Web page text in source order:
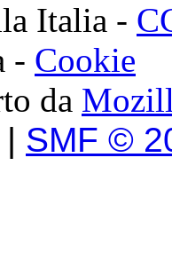
Italia -
- Cookie
da
| SMF ©